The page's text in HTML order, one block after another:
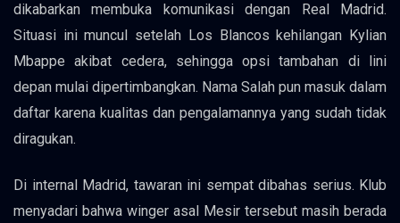
dikabarkan membuka komunikasi dengan Real Madrid.
Situasi ini muncul setelah Los Blancos kehilangan Kylian
Mbappe akibat cedera, sehingga opsi tambahan di lini
depan mulai dipertimbangkan. Nama Salah pun masuk dalam
daftar karena kualitas dan pengalamannya yang sudah tidak
diragukan.
Di internal Madrid, tawaran ini sempat dibahas serius. Klub
menyadari bahwa winger asal Mesir tersebut masih berada